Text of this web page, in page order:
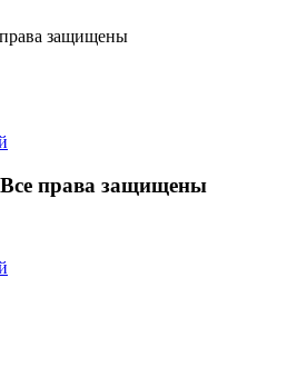
защищены
права защищены